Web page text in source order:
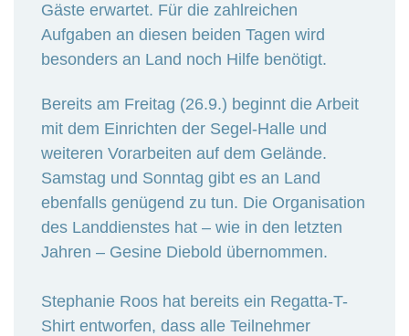
Gäste erwartet. Für die zahlreichen
Aufgaben an diesen beiden Tagen wird
besonders an Land noch Hilfe benötigt.
Bereits am Freitag (26.9.) beginnt die Arbeit
mit dem Einrichten der Segel-Halle und
weiteren Vorarbeiten auf dem Gelände.
Samstag und Sonntag gibt es an Land
ebenfalls genügend zu tun. Die Organisation
des Landdienstes hat – wie in den letzten
Jahren – Gesine Diebold übernommen.
Stephanie Roos hat bereits ein Regatta-T-
Shirt entworfen, dass alle Teilnehmer